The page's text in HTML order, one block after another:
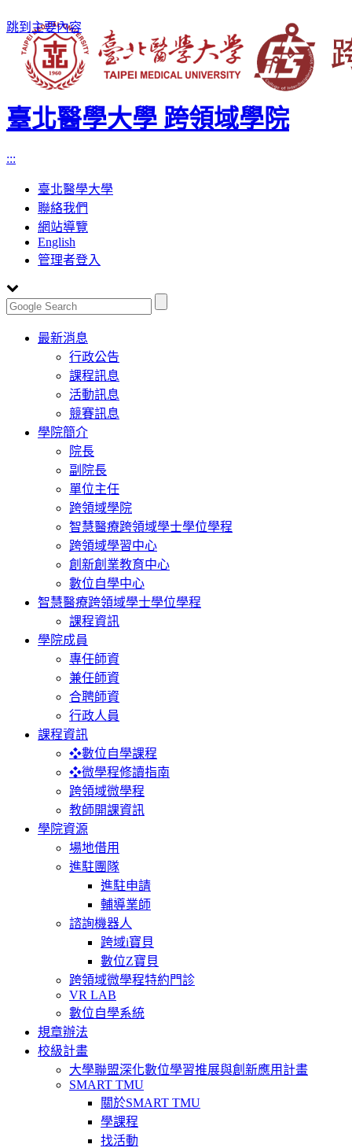
跳到主要內容
臺北醫學大學 跨領域學院
:::
臺北醫學大學
聯絡我們
網站導覽
English
管理者登入
Toggle
navigation
最新消息
行政公告
課程訊息
活動訊息
競賽訊息
學院簡介
院長
副院長
單位主任
跨領域學院
智慧醫療跨領域學士學位學程
跨領域學習中心
創新創業教育中心
數位自學中心
智慧醫療跨領域學士學位學程
課程資訊
學院成員
專任師資
兼任師資
合聘師資
行政人員
課程資訊
❖數位自學課程
❖微學程修讀指南
跨領域微學程
教師開課資訊
學院資源
場地借用
進駐團隊
進駐申請
輔導業師
諮詢機器人
跨域i寶貝
數位Z寶貝
跨領域微學程特約門診
VR LAB
數位自學系統
規章辦法
校級計畫
大學聯盟深化數位學習推展與創新應用計畫
SMART TMU
關於SMART TMU
學課程
找活動